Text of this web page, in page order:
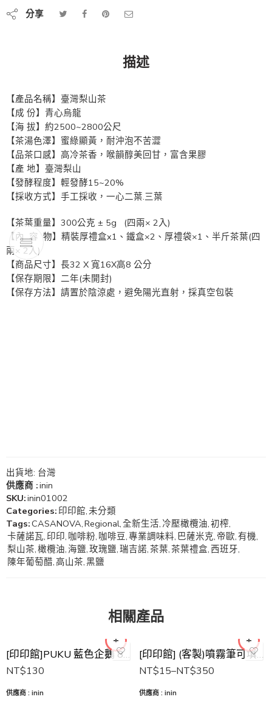
分享
描述
【產品名稱】臺灣梨山茶
【成 份】青心烏龍
【海 拔】約2500~2800公尺
【茶湯色澤】蜜綠顯黃，耐沖泡不苦澀
【品茶口感】高冷茶香，喉韻醇美回甘，富含果膠
【產 地】臺灣梨山
【發酵程度】輕發酵15~20%
【採收方式】手工採收，一心二葉.三葉
【茶葉重量】300公克 ± 5g (四兩× 2入)
【內 容 物】精裝厚禮盒x1、鐵盒×2、厚禮袋×1、半斤茶葉(四
兩× 2入)
【商品尺寸】長32 X 寬16X高8 公分
【保存期限】二年(未開封)
【保存方法】請置於陰涼處，避免陽光直射，採真空包裝
出貨地: 台灣
供應商 :inin
SKU:inin01002
Categories: 印印館, 未分類
Tags:CASANOVA,Regional,全新生活, 冷壓橄欖油,初榨,
卡薩諾瓦, 印印, 咖啡粉, 咖啡豆,專業調味料, 巴薩米克, 帝歐,有機,
梨山茶,橄欖油, 海鹽,玫瑰鹽,瑞吉諾,茶葉,茶葉禮盒,西班牙,
陳年葡萄醋,高山茶,黑鹽
相關產品
[印印館]PUKU 藍色企鵝 80抽乾濕兩用紙巾 洗臉巾 美容巾 卸妝巾
NT$130
供應商 : inin
[印印館] (客製)噴霧筆可填充酒精 防疫筆 廣告筆 (最少100支)
NT$15–NT$350
供應商 : inin
1000支
開版費